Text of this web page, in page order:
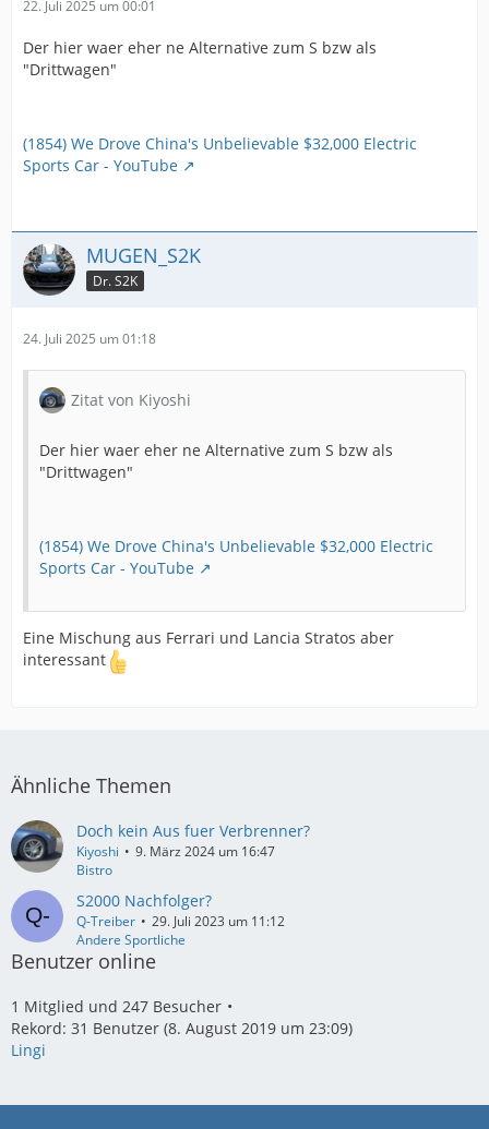
22. Juli 2025 um 00:01
Der hier waer eher ne Alternative zum S bzw als
"Drittwagen"
(1854) We Drove China's Unbelievable $32,000 Electric
Sports Car - YouTube
MUGEN_S2K
Dr. S2K
24. Juli 2025 um 01:18
Zitat von Kiyoshi
Der hier waer eher ne Alternative zum S bzw als
"Drittwagen"
(1854) We Drove China's Unbelievable $32,000 Electric
Sports Car - YouTube
Eine Mischung aus Ferrari und Lancia Stratos aber
interessant
Ähnliche Themen
Doch kein Aus fuer Verbrenner?
Kiyoshi
9. März 2024 um 16:47
Bistro
S2000 Nachfolger?
Q-Treiber
29. Juli 2023 um 11:12
Andere Sportliche
Benutzer online
1 Mitglied und 247 Besucher
Rekord: 31 Benutzer (8. August 2019 um 23:09)
Lingi